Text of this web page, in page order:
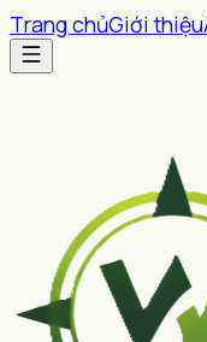
Trang chủGiới thiệu